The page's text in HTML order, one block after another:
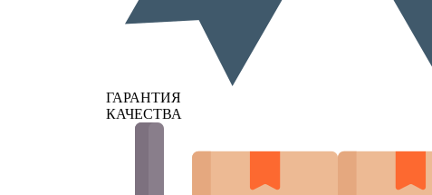
ГАРАНТИЯ
КАЧЕСТВА